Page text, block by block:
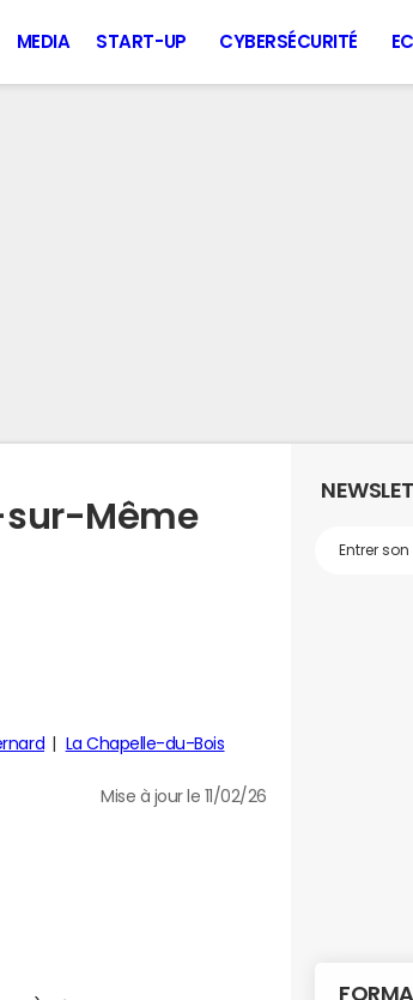
MEDIA START-UP CYBERSÉCURITÉ
sur-Même
La Chapelle-du-Bois
Mise à jour le 11/02/26